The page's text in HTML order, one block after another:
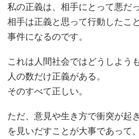
私の正義は、相手にとって悪だ
相手は正義と思って行動したこ
事件になるのです。
これは人間社会ではどうしよう
人の数だけ正義がある。
そのすべて正しい。
ただ、意見や生き方で衝突が起
を見いだすことが大事であって